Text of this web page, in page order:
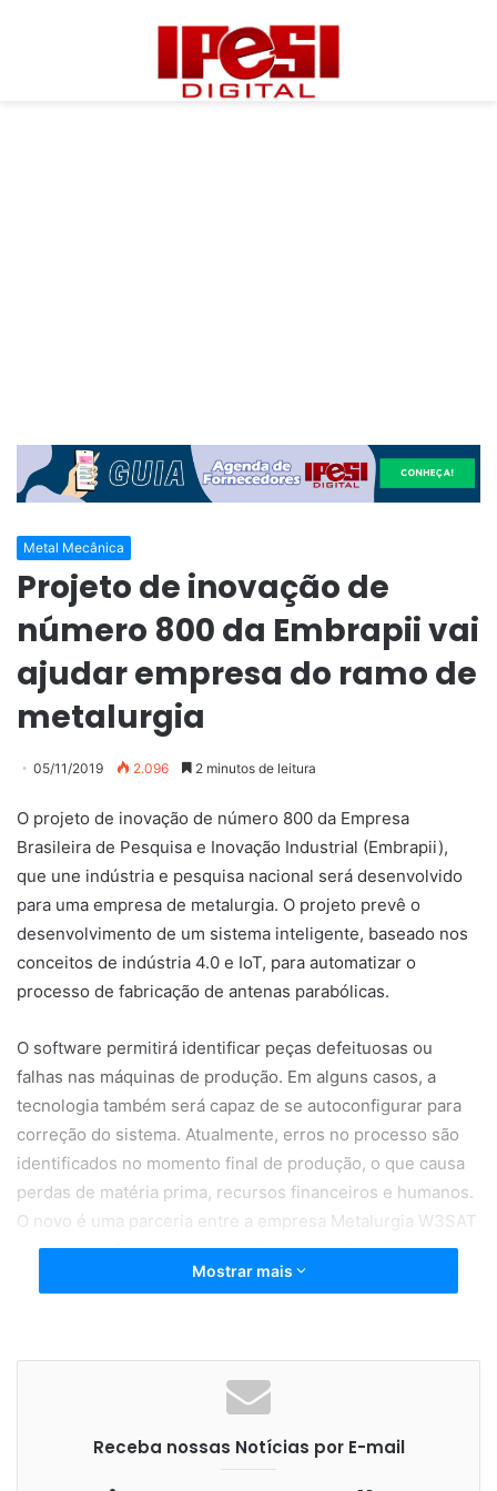
Metal Mecânica
Projeto de inovação de
número 800 da Embrapii vai
ajudar empresa do ramo de
metalurgia
05/11/2019 2.096 2 minutos de leitura
O projeto de inovação de número 800 da Empresa
Brasileira de Pesquisa e Inovação Industrial (Embrapii),
que une indústria e pesquisa nacional será desenvolvido
para uma empresa de metalurgia. O projeto prevê o
desenvolvimento de um sistema inteligente, baseado nos
conceitos de indústria 4.0 e IoT, para automatizar o
processo de fabricação de antenas parabólicas.
O software permitirá identificar peças defeituosas ou
falhas nas máquinas de produção. Em alguns casos, a
tecnologia também será capaz de se autoconfigurar para
correção do sistema. Atualmente, erros no processo são
identificados no momento final de produção, o que causa
perdas de matéria prima, recursos financeiros e humanos.
O novo é uma parceria entre a empresa Metalurgia W3SAT
e a Unidade Embrapii Instituto Federal do Ceará (Ifce) e
conta com o investimento total de R$ 379 mil, 1/3 da
Em seis anos de atuação, a Embrapii auxiliou 566
empresas de todos os portes com o modelo de atuação da
instituição que, além de recursos não-reembolsáveis,
oferece uma rede de centros de pesquisas capacitados
Mostrar mais
Receba nossas Notícias por E-mail